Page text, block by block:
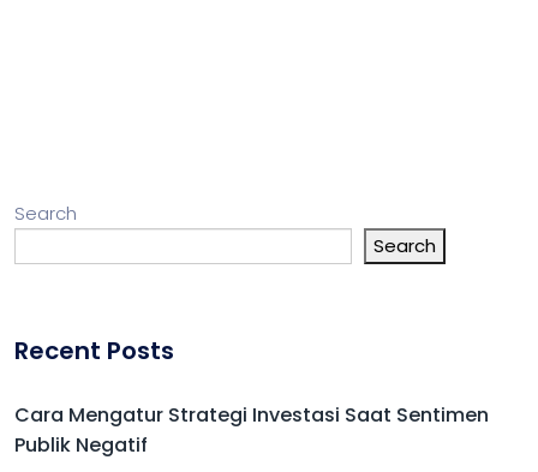
Search
Search
Recent Posts
Cara Mengatur Strategi Investasi Saat Sentimen
Publik Negatif